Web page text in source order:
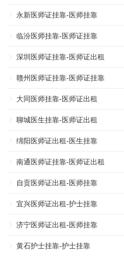
永新医师证挂靠-医师挂靠
临汾医师挂靠-医师证挂靠
深圳医师证挂靠-医师证出租
赣州医师证挂靠-医师证挂靠
大同医师挂靠-医师证出租
聊城医生挂靠-医师证出租
绵阳医师证出租-医生挂靠
南通医师证挂靠-医师证出租
自贡医师证出租-医师挂靠
宜兴医师证出租-护士挂靠
济宁医师证出租-医师挂靠
黄石护士挂靠-护士挂靠